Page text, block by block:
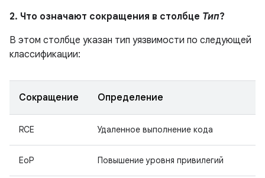
2. Что означают сокращения в столбце Тип?
В этом столбце указан тип уязвимости по следующей
классификации:
Сокращение Определение
RCE Удаленное выполнение кода
EoP Повышение уровня привилегий